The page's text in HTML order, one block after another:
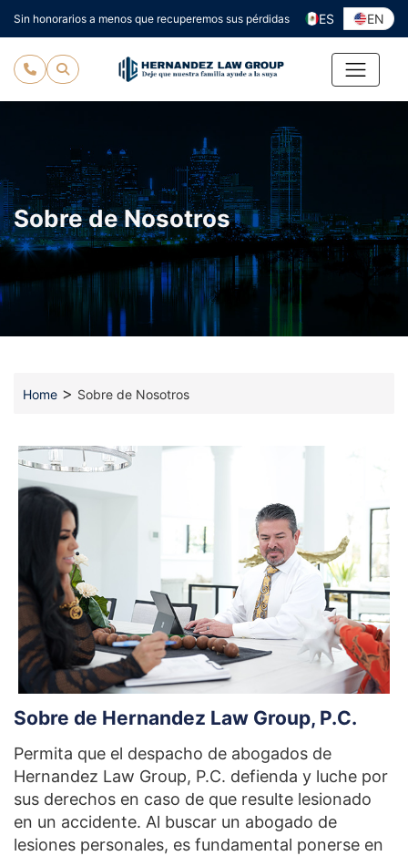
al
contenido
Sin honorarios a menos que recuperemos sus pérdidas ES EN
Sobre de Nosotros
Home > Sobre de Nosotros
Sobre de Hernandez Law Group, P.C.
Permita que el despacho de abogados de
Hernandez Law Group, P.C. defienda y luche por
sus derechos en caso de que resulte lesionado
en un accidente. Al buscar un abogado de
lesiones personales, es fundamental ponerse en